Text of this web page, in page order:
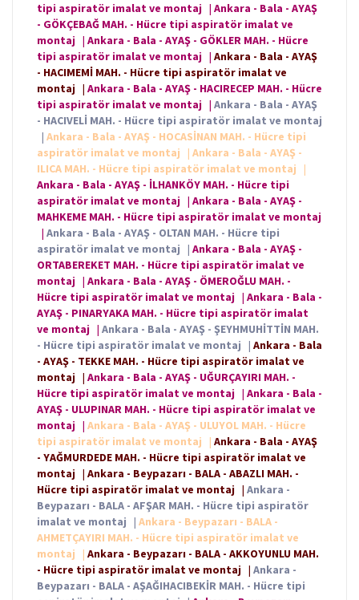
tipi aspiratör imalat ve montaj | Ankara - Bala - AYAŞ
- GÖKÇEBAĞ MAH. - Hücre tipi aspiratör imalat ve
montaj | Ankara - Bala - AYAŞ - GÖKLER MAH. - Hücre
tipi aspiratör imalat ve montaj | Ankara - Bala - AYAŞ
- HACIMEMİ MAH. - Hücre tipi aspiratör imalat ve
montaj | Ankara - Bala - AYAŞ - HACIRECEP MAH. - Hücre
tipi aspiratör imalat ve montaj | Ankara - Bala - AYAŞ
- HACIVELİ MAH. - Hücre tipi aspiratör imalat ve montaj
| Ankara - Bala - AYAŞ - HOCASİNAN MAH. - Hücre tipi
aspiratör imalat ve montaj
| Ankara - Bala - AYAŞ -
ILICA MAH. - Hücre tipi aspiratör imalat ve montaj
|
Ankara - Bala - AYAŞ - İLHANKÖY MAH. - Hücre tipi
aspiratör imalat ve montaj | Ankara - Bala - AYAŞ -
MAHKEME MAH. - Hücre tipi aspiratör imalat ve montaj
| Ankara - Bala - AYAŞ - OLTAN MAH. - Hücre tipi
aspiratör imalat ve montaj | Ankara - Bala - AYAŞ -
ORTABEREKET MAH. - Hücre tipi aspiratör imalat ve
montaj | Ankara - Bala - AYAŞ - ÖMEROĞLU MAH. -
Hücre tipi aspiratör imalat ve montaj | Ankara - Bala -
AYAŞ - PINARYAKA MAH. - Hücre tipi aspiratör imalat
ve montaj | Ankara - Bala - AYAŞ - ŞEYHMUHİTTİN MAH.
- Hücre tipi aspiratör imalat ve montaj | Ankara - Bala
- AYAŞ - TEKKE MAH. - Hücre tipi aspiratör imalat ve
montaj | Ankara - Bala - AYAŞ - UĞURÇAYIRI MAH. -
Hücre tipi aspiratör imalat ve montaj | Ankara - Bala -
AYAŞ - ULUPINAR MAH. - Hücre tipi aspiratör imalat ve
montaj | Ankara - Bala - AYAŞ - ULUYOL MAH. - Hücre
tipi aspiratör imalat ve montaj
| Ankara - Bala - AYAŞ
- YAĞMURDEDE MAH. - Hücre tipi aspiratör imalat ve
montaj | Ankara - Beypazarı - BALA - ABAZLI MAH. -
Hücre tipi aspiratör imalat ve montaj | Ankara -
Beypazarı - BALA - AFŞAR MAH. - Hücre tipi aspiratör
imalat ve montaj | Ankara - Beypazarı - BALA -
AHMETÇAYIRI MAH. - Hücre tipi aspiratör imalat ve
montaj
| Ankara - Beypazarı - BALA - AKKOYUNLU MAH.
- Hücre tipi aspiratör imalat ve montaj | Ankara -
Beypazarı - BALA - AŞAĞIHACIBEKİR MAH. - Hücre tipi